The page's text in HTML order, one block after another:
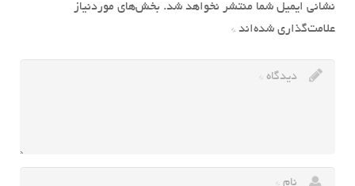
نشانی ایمیل شما منتشر نخواهد شد. بخش‌های موردنیاز
علامت‌گذاری شده‌اند *